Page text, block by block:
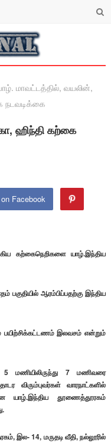
மாவட்டத்தில், வயலின்,
நடவடிக்கை
ஹிந்தி கற்கை
Facebook
கற்கைநெறிகளை யாழ்.இந்திய
பகுதியில் ஆரம்பிப்பதற்கு இந்திய
பயிற்சிக்கட்டணம் இலவசம் என்றும்
மணியிலிருந்து 7 மணிவரை
விரும்புவர்கள் வாரநாட்களில்
யாழ்.இந்திய தூணைத்தூரகம்
இல- 14, மருதடி வீதி, நல்லூரில்